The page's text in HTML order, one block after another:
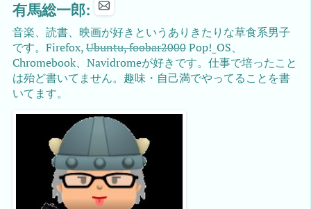
有馬総一郎:
音楽、読書、映画が好きというありきたりな草食系男子
です。Firefox,Ubuntu, foobar2000Pop!_OS、
Chromebook、Navidromeが好きです。仕事で培ったこと
は殆ど書いてません。趣味・自己満でやってることを書
いてます。